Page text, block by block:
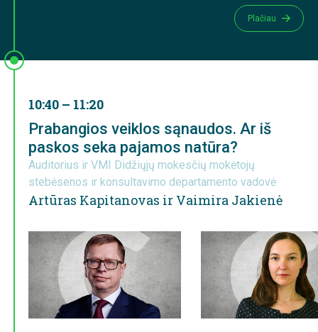
Plačiau
10:40 – 11:20
Prabangios veiklos sąnaudos. Ar iš
paskos seka pajamos natūra?
Auditorius ir VMI Didžiųjų mokesčių mokėtojų
stebėsenos ir konsultavimo departamento vadovė
Artūras Kapitanovas ir Vaimira Jakienė